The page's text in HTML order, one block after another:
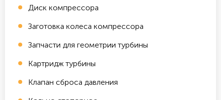
Диск компрессора
Заготовка колеса компрессора
Запчасти для геометрии турбины
Картридж турбины
Клапан сброса давления